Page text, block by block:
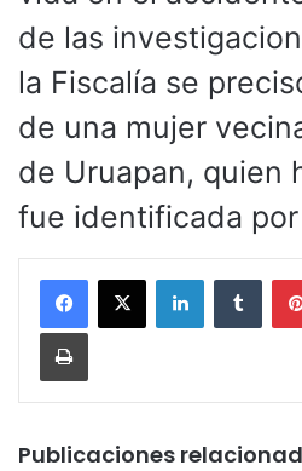
de las
la Fiscalía se
de una mujer
de Uruapan, quien
fue identificada
LinkedIn
Imprimir
Publicaciones